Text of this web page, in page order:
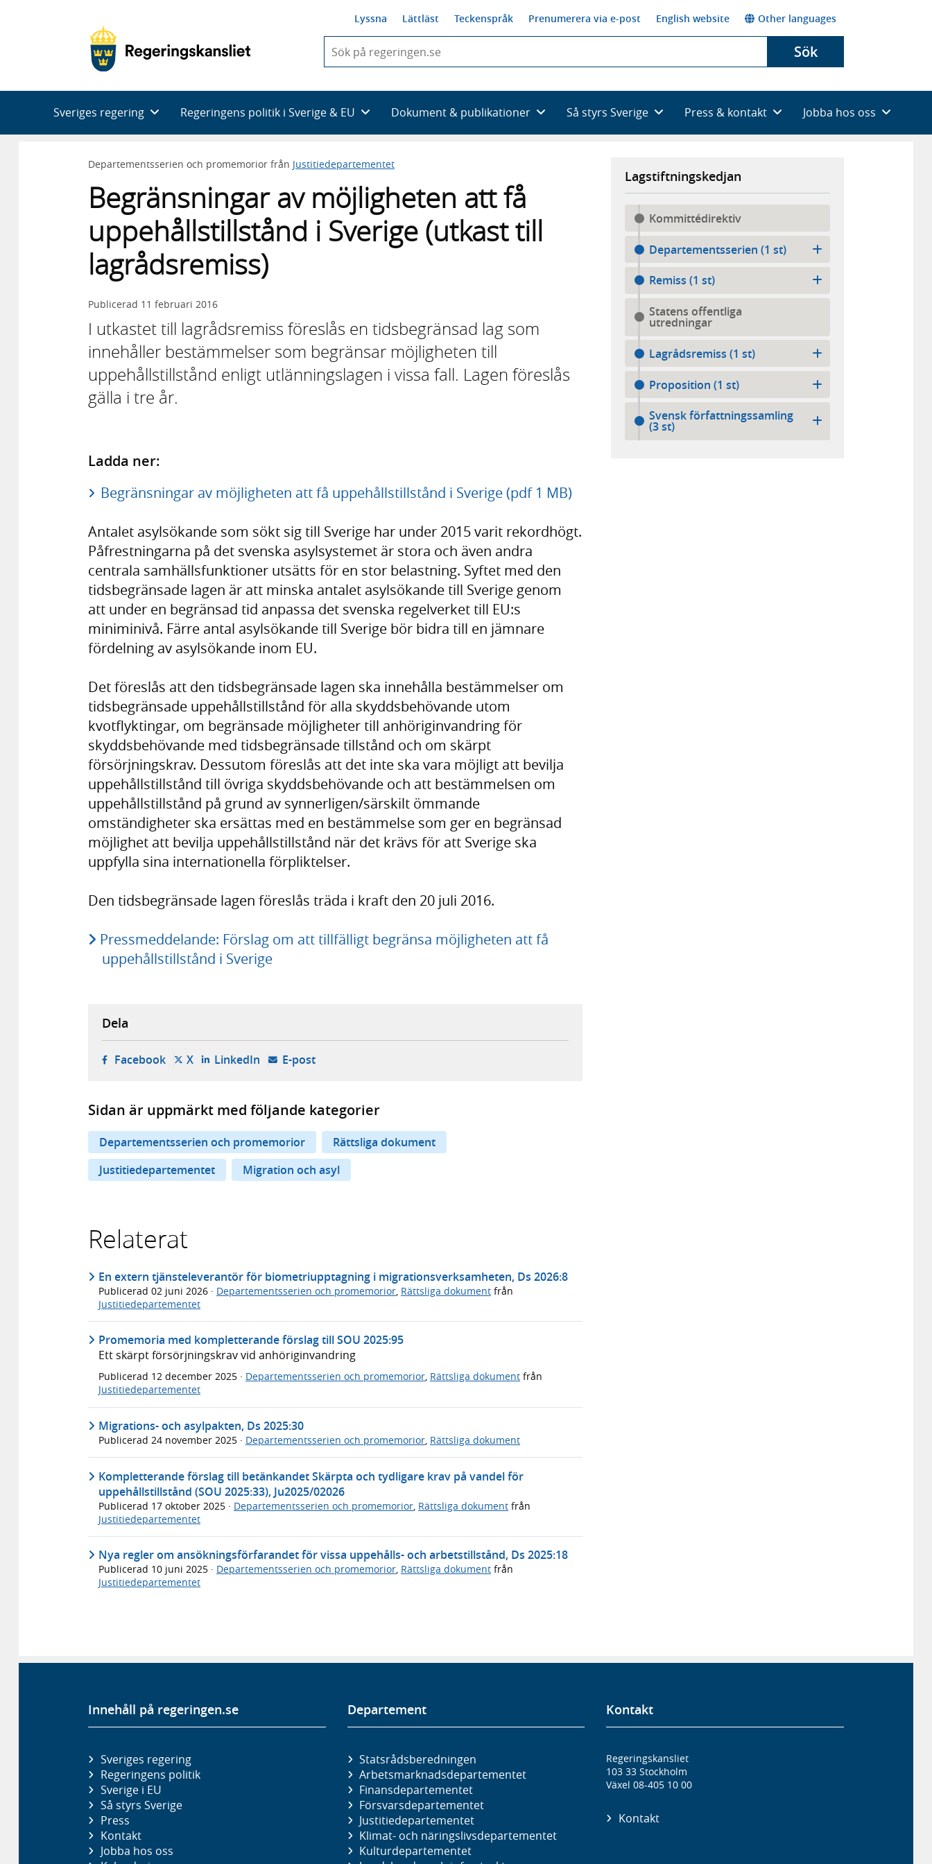
Lyssna Lättläst Teckenspråk Prenumerera via e-post English website Other languages
du
skriva
framträder
en
med
Sök
Sveriges regering Regeringens politik i Sverige & EU Dokument & publikationer Så styrs Sverige Press & kontakt Jobba hos oss
Departementsserien och promemorior från Justitiedepartementet
Begränsningar av möjligheten att få
uppehållstillstånd i Sverige (utkast till
lagrådsremiss)
Publicerad 11 februari 2016
I utkastet till lagrådsremiss föreslås en tidsbegränsad lag som
innehåller bestämmelser som begränsar möjligheten till
uppehållstillstånd enligt utlänningslagen i vissa fall. Lagen föreslås
gälla i tre år.
Ladda ner:
Begränsningar av möjligheten att få uppehållstillstånd i Sverige (pdf 1 MB)
Antalet asylsökande som sökt sig till Sverige har under 2015 varit rekordhögt.
Påfrestningarna på det svenska asylsystemet är stora och även andra
centrala samhällsfunktioner utsätts för en stor belastning. Syftet med den
tidsbegränsade lagen är att minska antalet asylsökande till Sverige genom
att under en begränsad tid anpassa det svenska regelverket till EU:s
miniminivå. Färre antal asylsökande till Sverige bör bidra till en jämnare
fördelning av asylsökande inom EU.
Det föreslås att den tidsbegränsade lagen ska innehålla bestämmelser om
tidsbegränsade uppehållstillstånd för alla skyddsbehövande utom
kvotflyktingar, om begränsade möjligheter till anhöriginvandring för
skyddsbehövande med tidsbegränsade tillstånd och om skärpt
försörjningskrav. Dessutom föreslås att det inte ska vara möjligt att bevilja
uppehållstillstånd till övriga skyddsbehövande och att bestämmelsen om
uppehållstillstånd på grund av synnerligen/särskilt ömmande
omständigheter ska ersättas med en bestämmelse som ger en begränsad
möjlighet att bevilja uppehållstillstånd när det krävs för att Sverige ska
uppfylla sina internationella förpliktelser.
Den tidsbegränsade lagen föreslås träda i kraft den 20 juli 2016.
Pressmeddelande: Förslag om att tillfälligt begränsa möjligheten att få
uppehållstillstånd i Sverige
Lagstiftningskedjan
Kommittédirektiv
Departementsserien (1 st)
Remiss (1 st)
Statens offentliga
utredningar
Lagrådsremiss (1 st)
Proposition (1 st)
Svensk författningssamling
(3 st)
Dela
Facebook- öppnas i ny flik, extern webbplats,
X- öppnas i ny flik, extern webbplats,
LinkedIn- öppnas i ny flik, extern webbplats,
E-post- öppnar din e-postklient,
Sidan är uppmärkt med följande kategorier
Departementsserien och promemorior
Rättsliga dokument
Justitiedepartementet
Migration och asyl
Relaterat
En extern tjänsteleverantör för biometriupptagning i migrationsverksamheten, Ds 2026:8
Publicerad 02 juni 2026 · Departementsserien och promemorior Rättsliga dokument från
Justitiedepartementet
Promemoria med kompletterande förslag till SOU 2025:95
Ett skärpt försörjningskrav vid anhöriginvandring
Publicerad 12 december 2025 · Departementsserien och promemorior, Rättsliga dokument från
Justitiedepartementet
Migrations- och asylpakten, Ds 2025:30
Publicerad 24 november 2025 · Departementsserien och promemorior, Rättsliga dokument
Kompletterande förslag till betänkandet Skärpta och tydligare krav på vandel för
uppehållstillstånd (SOU 2025:33), Ju2025/02026
Publicerad 17 oktober 2025 · Departementsserien och promemorior Rättsliga dokument från
Justitiedepartementet
Nya regler om ansökningsförfarandet för vissa uppehålls- och arbetstillstånd, Ds 2025:18
Publicerad 10 juni 2025 · Departementsserien och promemorior, Rättsliga dokument från
Justitiedepartementet
Innehåll på regeringen.se
Sveriges regering
Regeringens politik
Sverige i EU
Så styrs Sverige
Press
Kontakt
Jobba hos oss
Departement
Statsrådsberedningen
Arbetsmarknads­departementet
Finans­departementet
Försvars­departementet
Justitie­departementet
Klimat- och näringslivs­departementet
Kultur­departementet
Kontakt
Regeringskansliet
103 33 Stockholm
Växel 08-405 10 00
Kontakt